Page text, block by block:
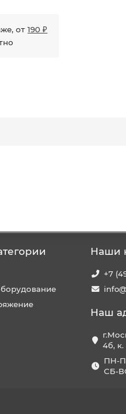
от190 ₽
Наши
+7
Наш
4б, к.
ПН-
СБ-